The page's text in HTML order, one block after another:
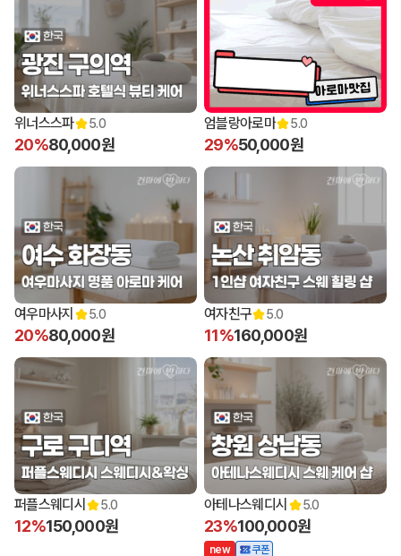
위너스스파 5.0
20%80,000원
엄블랑아로마 5.0
29%50,000원
여우마사지 5.0
20%80,000원
여자친구 5.0
11%160,000원
퍼플스웨디시 5.0
12%150,000원
아테나스웨디시 5.0
23%100,000원
new 쿠폰